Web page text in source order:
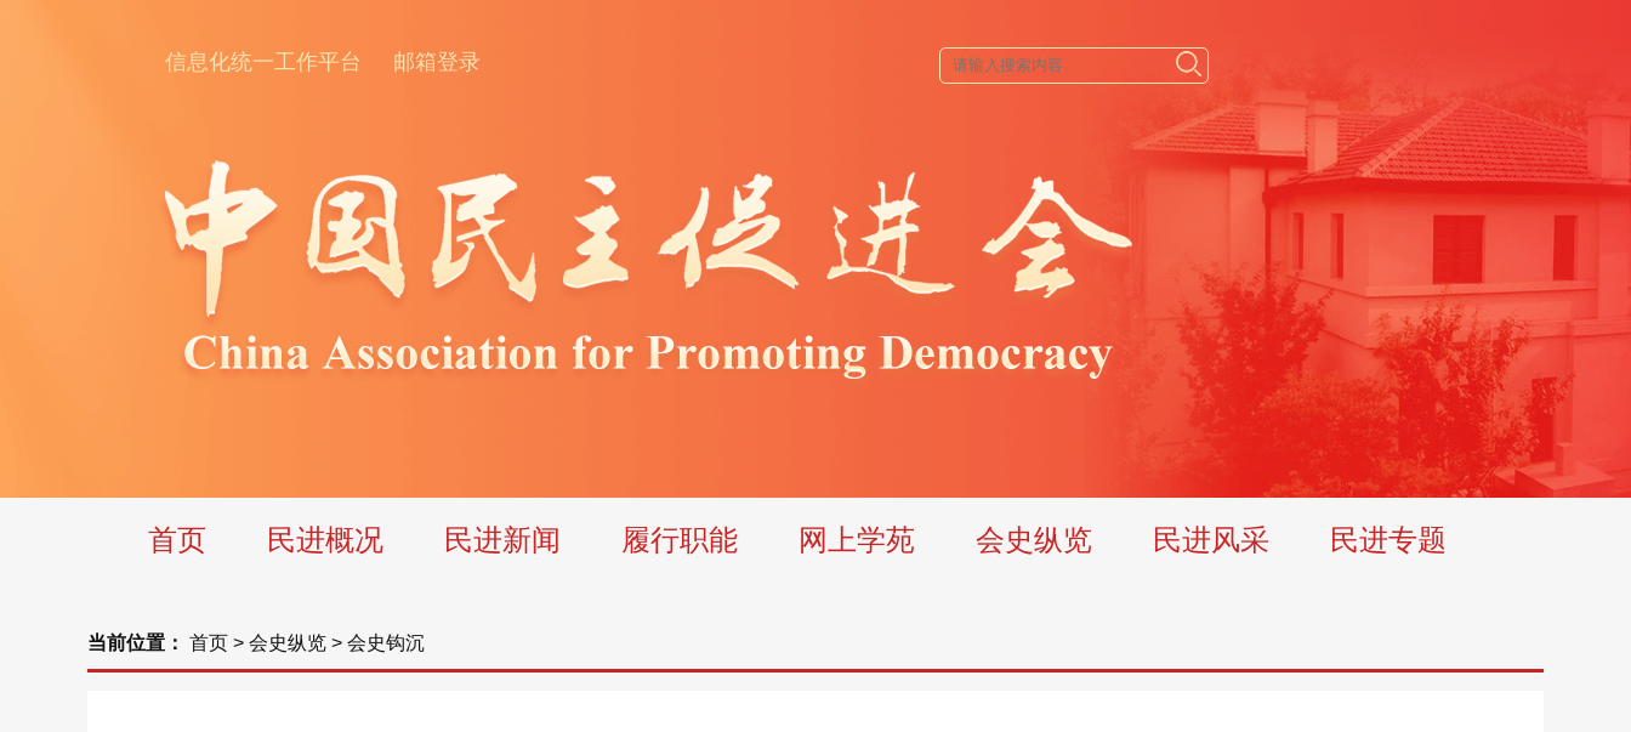
信息化统一工作平台 邮箱登录
首页 民进概况 民进新闻 履行职能 网上学苑 会史纵览 民进风采 民进专题
当前位置： 首页 > 会史纵览 > 会史钩沉